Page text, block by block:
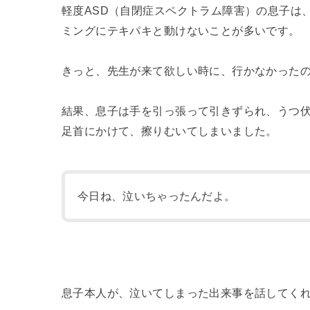
軽度ASD（自閉症スペクトラム障害）の息子は
ミングにテキパキと動けないことが多いです。
きっと、先生が来て欲しい時に、行かなかった
結果、息子は手を引っ張って引きずられ、うつ
足首にかけて、擦りむいてしまいました。
今日ね、泣いちゃったんだよ。
息子本人が、泣いてしまった出来事を話してく